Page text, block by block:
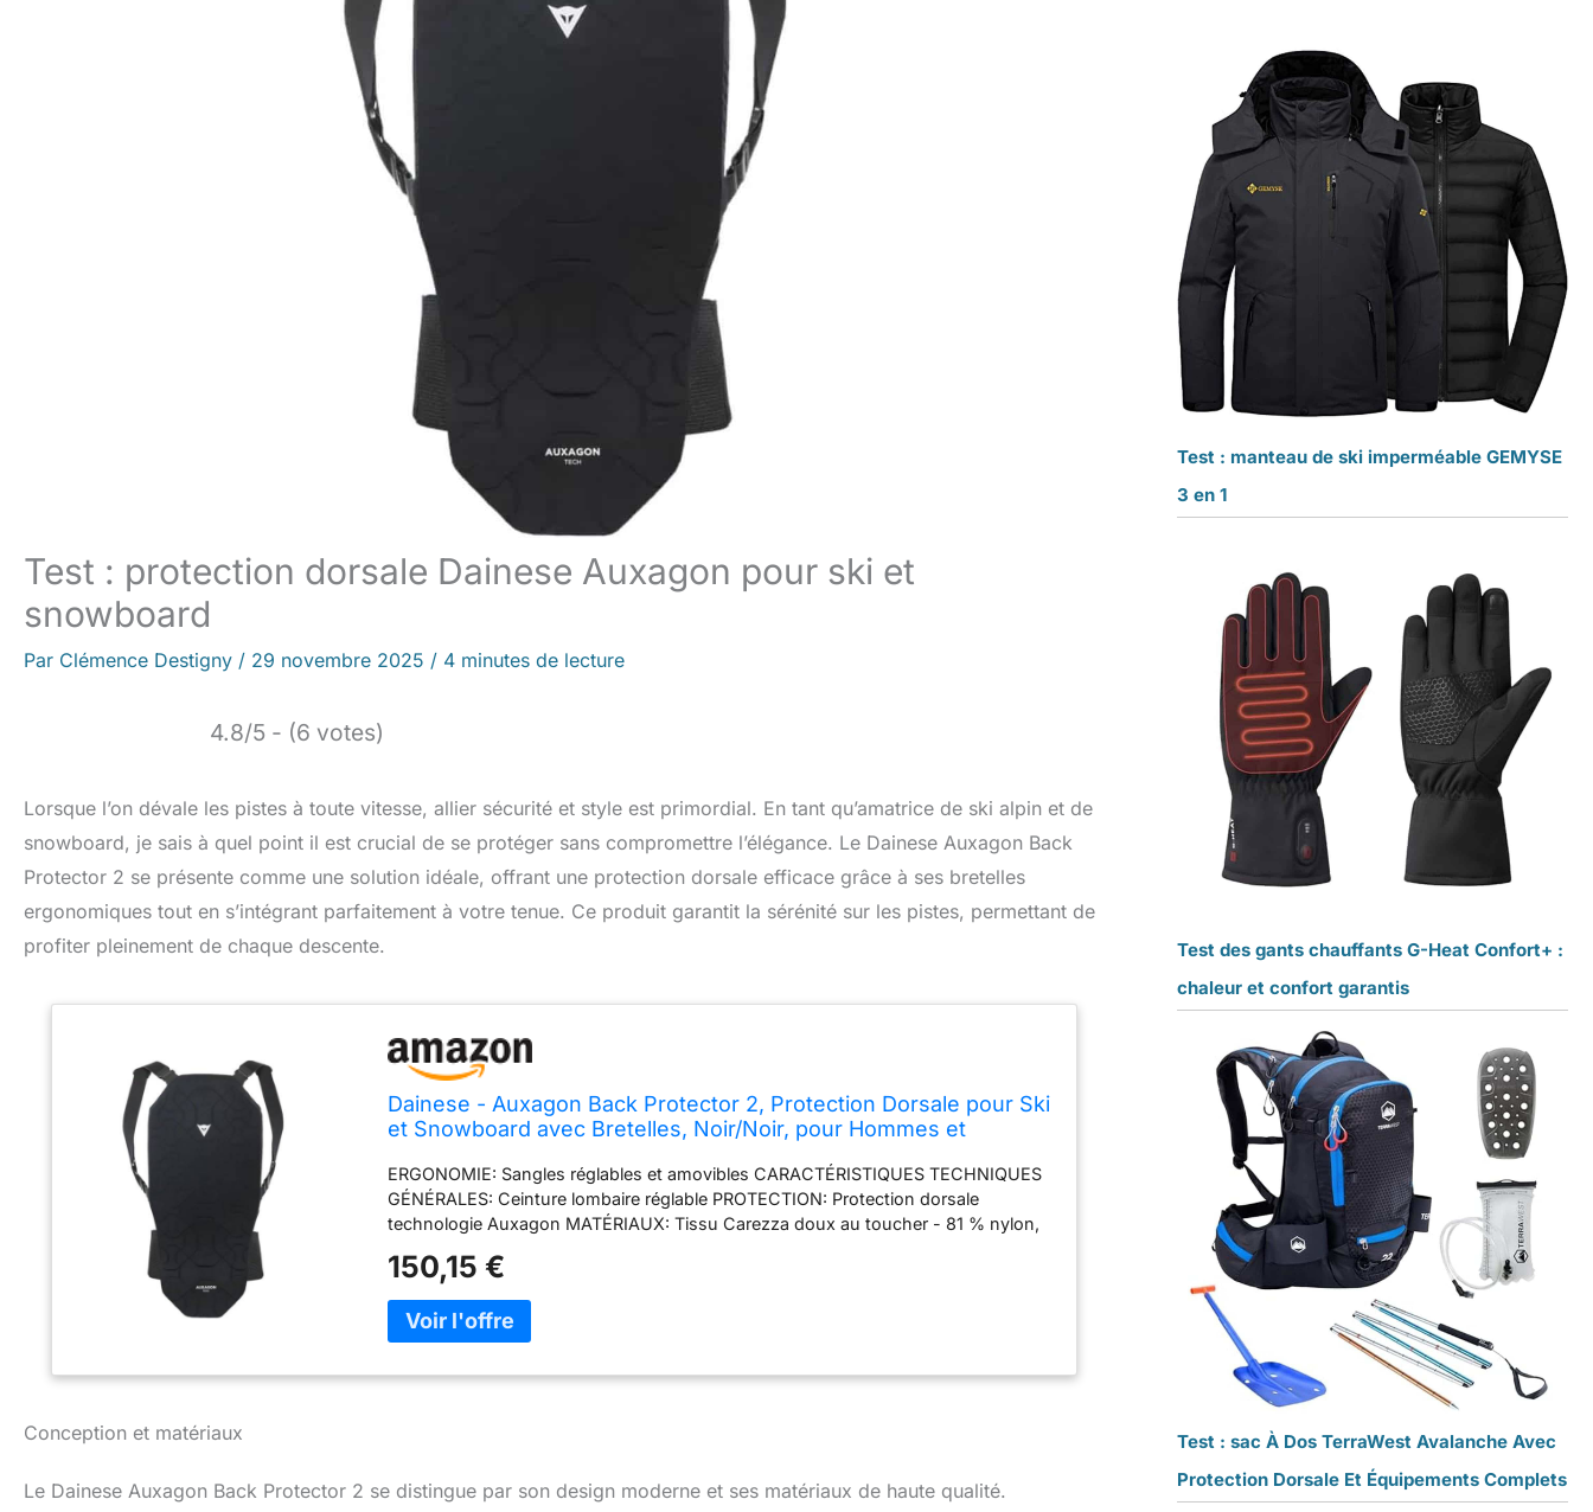
Test : protection dorsale Dainese Auxagon pour ski et
snowboard
Par Clémence Destigny / 29 novembre 2025 / 4 minutes de lecture
4.8/5 - (6 votes)
Lorsque l’on dévale les pistes à toute vitesse, allier sécurité et style est primordial. En tant qu’amatrice de ski alpin et de
snowboard, je sais à quel point il est crucial de se protéger sans compromettre l’élégance. Le Dainese Auxagon Back
Protector 2 se présente comme une solution idéale, offrant une protection dorsale efficace grâce à ses bretelles
ergonomiques tout en s’intégrant parfaitement à votre tenue. Ce produit garantit la sérénité sur les pistes, permettant de
profiter pleinement de chaque descente.
Dainese - Auxagon Back Protector 2, Protection Dorsale pour Ski
et Snowboard avec Bretelles, Noir/Noir, pour Hommes et
ERGONOMIE: Sangles réglables et amovibles CARACTÉRISTIQUES TECHNIQUES
GÉNÉRALES: Ceinture lombaire réglable PROTECTION: Protection dorsale
technologie Auxagon MATÉRIAUX: Tissu Carezza doux au toucher - 81 % nylon,
150,15 €
Conception et matériaux
Le Dainese Auxagon Back Protector 2 se distingue par son design moderne et ses matériaux de haute qualité.
Test : manteau de ski imperméable GEMYSE
3 en 1
Test des gants chauffants G-Heat Confort+ :
chaleur et confort garantis
Test : sac À Dos TerraWest Avalanche Avec
Protection Dorsale Et Équipements Complets